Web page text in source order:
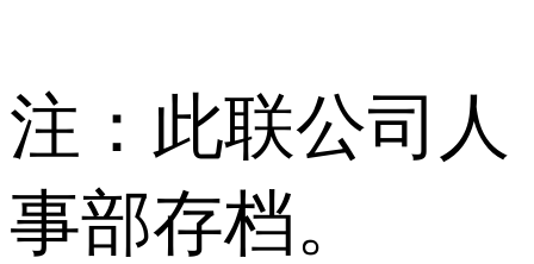
注：此联公司人
事部存档。